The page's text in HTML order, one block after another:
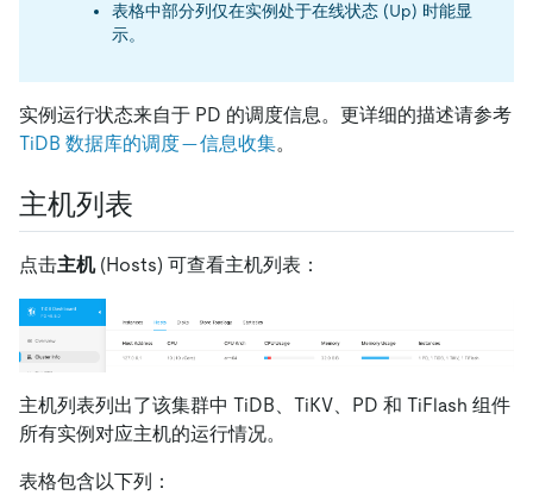
表格中部分列仅在实例处于在线状态 (Up) 时能显
示。
实例运行状态来自于 PD 的调度信息。更详细的描述请参考
TiDB 数据库的调度 -- 信息收集。
主机列表
点击主机(Hosts) 可查看主机列表：
主机列表列出了该集群中 TiDB、TiKV、PD 和 TiFlash 组件
所有实例对应主机的运行情况。
表格包含以下列：